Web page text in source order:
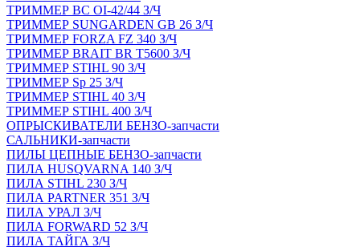
ТРИММЕР BC OI-42/44 З/Ч
ТРИММЕР SUNGARDEN GB 26 З/Ч
ТРИММЕР FORZA FZ 340 З/Ч
ТРИММЕР BRAIT BR Т5600 З/Ч
ТРИММЕР STIHL 90 З/Ч
ТРИММЕР Sp 25 З/Ч
ТРИММЕР STIHL 40 З/Ч
ТРИММЕР STIHL 400 З/Ч
ОПРЫСКИВАТЕЛИ БЕНЗО-запчасти
САЛЬНИКИ-запчасти
ПИЛЫ ЦЕПНЫЕ БЕНЗО-запчасти
ПИЛА HUSQVARNA 140 З/Ч
ПИЛА STIHL 230 З/Ч
ПИЛА PARTNER 351 З/Ч
ПИЛА УРАЛ З/Ч
ПИЛА FORWARD 52 З/Ч
ПИЛА ТАЙГА З/Ч